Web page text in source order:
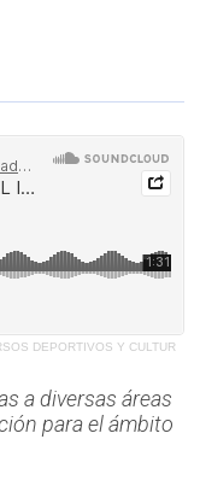
DEPORTIVOS Y CULTUR
a diversas áreas
para el ámbito